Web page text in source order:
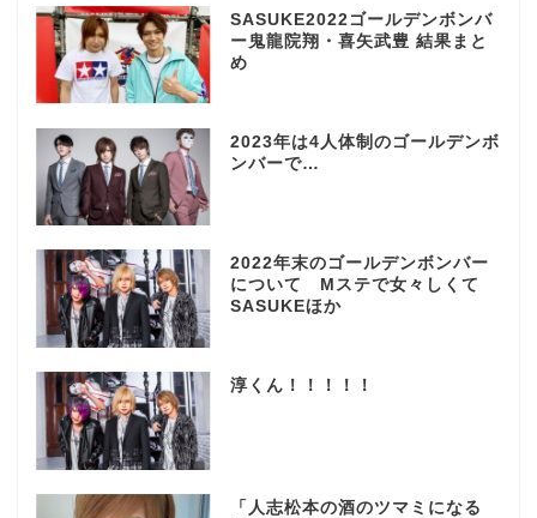
SASUKE2022ゴールデンボンバ
ー鬼龍院翔・喜矢武豊 結果まと
め
2023年は4人体制のゴールデンボ
ンバーで…
2022年末のゴールデンボンバー
について Mステで女々しくて
SASUKEほか
淳くん！！！！！
「人志松本の酒のツマミになる